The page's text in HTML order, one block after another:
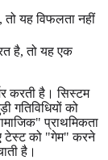
यह विफलता नहीं
है, तो यह एक
करती है। सिस्टम
गतिविधियों को
प्राथमिकता
टेस्ट को "गेम" करने
है।